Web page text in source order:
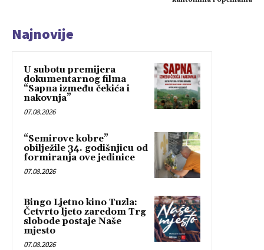
Najnovije
U subotu premijera
dokumentarnog filma
“Sapna između čekića i
nakovnja”
07.08.2026
“Semirove kobre”
obilježile 34. godišnjicu od
formiranja ove jedinice
07.08.2026
Bingo Ljetno kino Tuzla:
Četvrto ljeto zaredom Trg
slobode postaje Naše
mjesto
07.08.2026